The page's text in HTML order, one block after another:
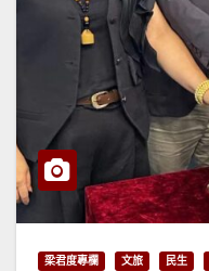
梁君度專欄 文旅 民生